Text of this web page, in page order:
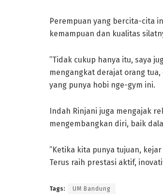
Perempuan yang bercita-cita
kemampuan dan kualitas
”Tidak cukup hanya itu, saya
mengangkat derajat orang
yang punya hobi nge-gym ini.
Indah Rinjani juga mengajak
mengembangkan diri, baik
”Ketika kita punya tujuan,
Terus raih prestasi aktif,
Tags: UM Bandung